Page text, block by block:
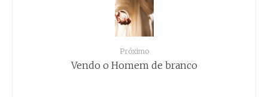
Próximo
Vendo o Homem de branco